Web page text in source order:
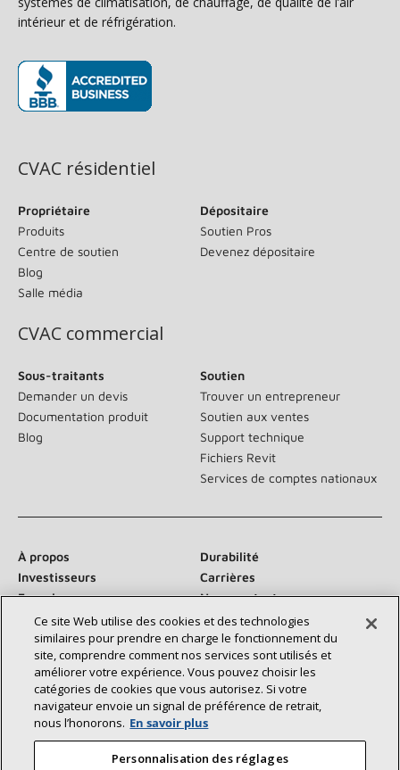
intérieur et de réfrigération.
CVAC résidentiel
Propriétaire
Produits
Centre de soutien
Blog
Salle média
Dépositaire
Soutien Pros
Devenez dépositaire
CVAC commercial
Sous-traitants
Demander un devis
Documentation produit
Blog
Soutien
Trouver un entrepreneur
Soutien aux ventes
Support technique
Fichiers Revit
Services de comptes nationaux
À propos
Durabilité
Investisseurs
Carrières
Fournisseurs
Nous contacter
Salle de presse
Communiquez avec nous :
Ce site Web utilise des cookies et des technologies
similaires pour prendre en charge le fonctionnement du
site, comprendre comment nos services sont utilisés et
améliorer votre expérience. Vous pouvez choisir les
catégories de cookies que vous autorisez. Si votre
navigateur envoie un signal de préférence de retrait,
nous l’honorons. En savoir plus
Personnalisation des réglages